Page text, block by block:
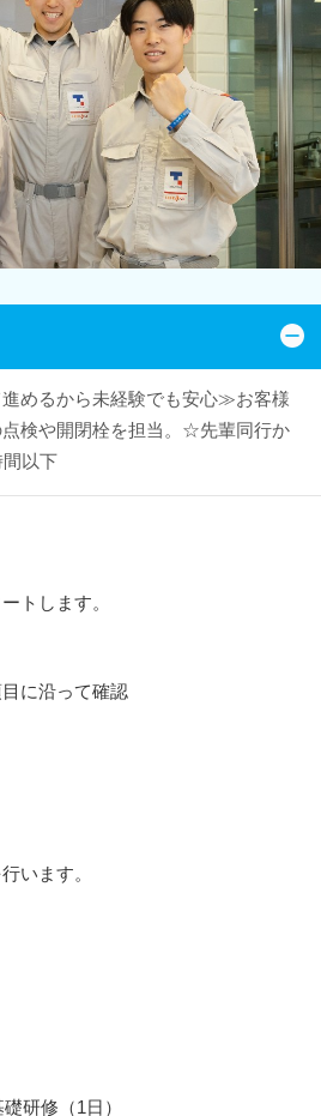
めるから未経験でも安心≫お客様
検や開閉栓を担当。☆先輩同行か
以下
トします。
に沿って確認
います。
研修（1日）